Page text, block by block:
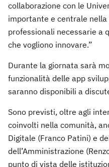
collaborazione con le
importante e centrale
professionali necessarie a
che vogliono innovare.”
Durante la giornata sarà
funzionalità delle app
saranno disponibili a
Sono previsti, oltre agli
coinvolti nella comunità,
Digitale (Franco Patini) e
dell’Amministrazione
punto di vista delle